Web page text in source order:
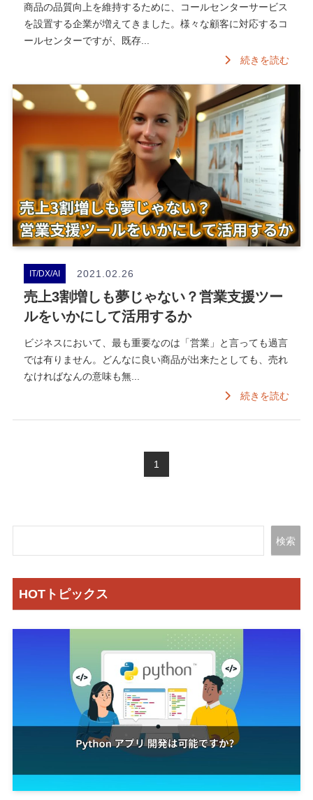
商品の品質向上を維持するために、コールセンターサービス
を設置する企業が増えてきました。様々な顧客に対応するコ
ールセンターですが、既存...
続きを読む
IT/DX/AI 2021.02.26
売上3割増しも夢じゃない？営業支援ツー
ルをいかにして活用するか
ビジネスにおいて、最も重要なのは「営業」と言っても過言
では有りません。どんなに良い商品が出来たとしても、売れ
なければなんの意味も無...
続きを読む
1
検索
HOTトピックス